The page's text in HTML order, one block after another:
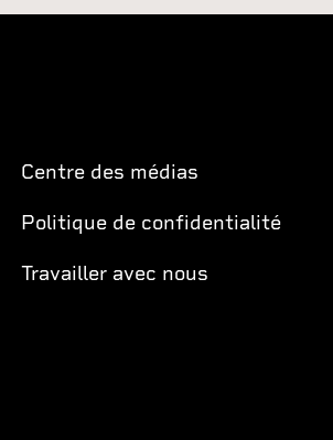
Centre des médias
Politique de confidentialité
Travailler avec nous